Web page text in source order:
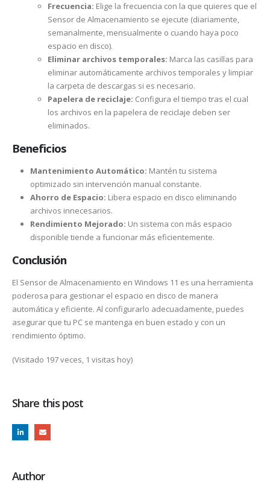
Frecuencia: Elige la frecuencia con la que quieres que el
Sensor de Almacenamiento se ejecute (diariamente,
semanalmente, mensualmente o cuando haya poco
espacio en disco).
Eliminar archivos temporales: Marca las casillas para
eliminar automáticamente archivos temporales y limpiar
la carpeta de descargas si es necesario.
Papelera de reciclaje: Configura el tiempo tras el cual
los archivos en la papelera de reciclaje deben ser
eliminados.
Beneficios
Mantenimiento Automático: Mantén tu sistema
optimizado sin intervención manual constante.
Ahorro de Espacio: Libera espacio en disco eliminando
archivos innecesarios.
Rendimiento Mejorado: Un sistema con más espacio
disponible tiende a funcionar más eficientemente.
Conclusión
El Sensor de Almacenamiento en Windows 11 es una herramienta
poderosa para gestionar el espacio en disco de manera
automática y eficiente. Al configurarlo adecuadamente, puedes
asegurar que tu PC se mantenga en buen estado y con un
rendimiento óptimo.
(Visitado 197 veces, 1 visitas hoy)
Share this post
Author